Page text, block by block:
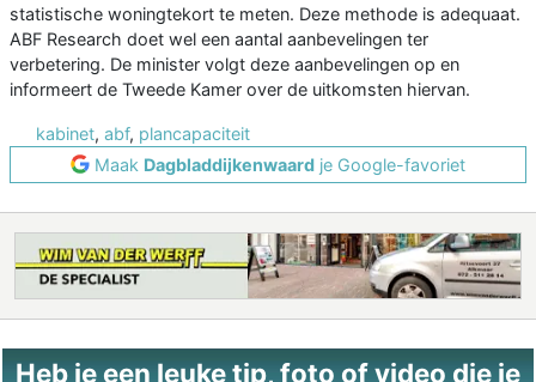
statistische woningtekort te meten. Deze methode is adequaat.
ABF Research doet wel een aantal aanbevelingen ter
verbetering. De minister volgt deze aanbevelingen op en
informeert de Tweede Kamer over de uitkomsten hiervan.
kabinet, abf, plancapaciteit
Maak Dagbladdijkenwaard je Google-favoriet
Heb je een leuke tip, foto of video die je